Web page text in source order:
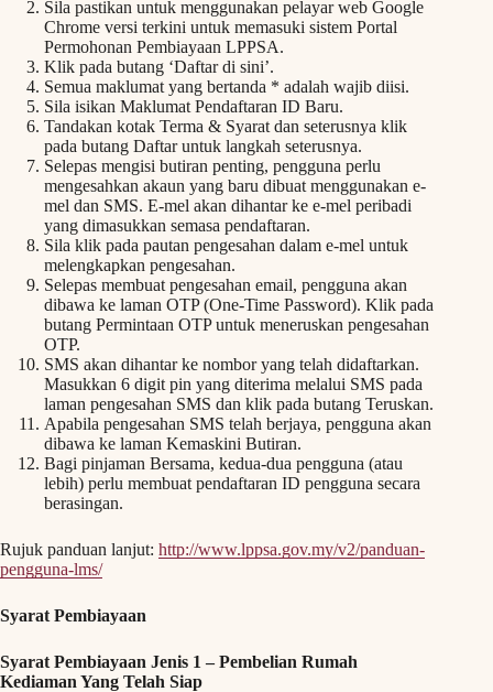
Sila pastikan untuk menggunakan pelayar web Google
Chrome versi terkini untuk memasuki sistem Portal
Permohonan Pembiayaan LPPSA.
Klik pada butang ‘Daftar di sini’.
Semua maklumat yang bertanda * adalah wajib diisi.
Sila isikan Maklumat Pendaftaran ID Baru.
Tandakan kotak Terma & Syarat dan seterusnya klik
pada butang Daftar untuk langkah seterusnya.
Selepas mengisi butiran penting, pengguna perlu
mengesahkan akaun yang baru dibuat menggunakan e-
mel dan SMS. E-mel akan dihantar ke e-mel peribadi
yang dimasukkan semasa pendaftaran.
Sila klik pada pautan pengesahan dalam e-mel untuk
melengkapkan pengesahan.
Selepas membuat pengesahan email, pengguna akan
dibawa ke laman OTP (One-Time Password). Klik pada
butang Permintaan OTP untuk meneruskan pengesahan
OTP.
SMS akan dihantar ke nombor yang telah didaftarkan.
Masukkan 6 digit pin yang diterima melalui SMS pada
laman pengesahan SMS dan klik pada butang Teruskan.
Apabila pengesahan SMS telah berjaya, pengguna akan
dibawa ke laman Kemaskini Butiran.
Bagi pinjaman Bersama, kedua-dua pengguna (atau
lebih) perlu membuat pendaftaran ID pengguna secara
berasingan.
Rujuk panduan lanjut: http://www.lppsa.gov.my/v2/panduan-
pengguna-lms/
Syarat Pembiayaan
Syarat Pembiayaan Jenis 1 – Pembelian Rumah
Kediaman Yang Telah Siap